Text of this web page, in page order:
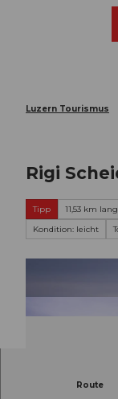
Luzern Tourismus
Rigi
Tipp 11,53 km lang
Kondition: leicht
Route